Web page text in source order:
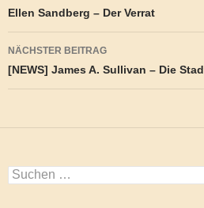
Ellen Sandberg – Der Verrat
NÄCHSTER BEITRAG
[NEWS] James A. Sullivan – Die
Suchen
nach: